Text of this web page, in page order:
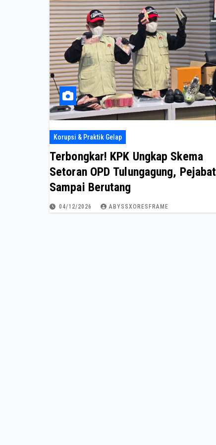
Korupsi & Praktik Gelap
Terbongkar! KPK Ungkap Skema
Setoran OPD Tulungagung, Pejabat
Sampai Berutang
04/12/2026 ABYSSXORESFRAME